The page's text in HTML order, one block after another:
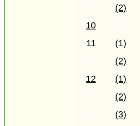
(2)
10
11
(1)
(2)
12
(1)
(2)
(3)